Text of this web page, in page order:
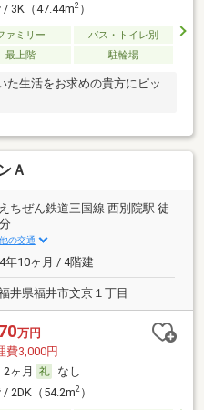
/ 3K（47.44m2）
ァミリー
バス・トイレ別
最上階 駐輪場
た生活をお求めの貴方にピッ
Ａ
えちぜん鉄道三国線 西別院駅 徒
の交通
年10ヶ月 / 4階建
井県福井市文京１丁目
万円
費3,000円
2ヶ月
なし
/ 2DK（54.2m2）